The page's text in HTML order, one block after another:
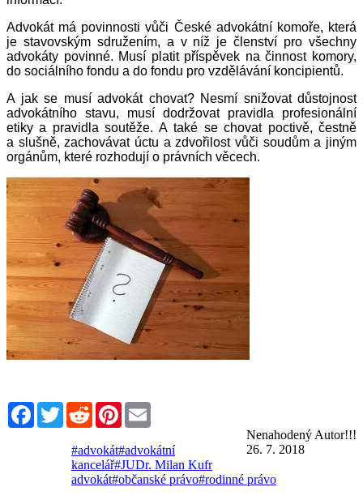
Advokát má povinnosti vůči České advokátní komoře, která
je stavovským sdružením, a v níž je členství pro všechny
advokáty povinné. Musí platit příspěvek na činnost komory,
do sociálního fondu a do fondu pro vzdělávání koncipientů.
A jak se musí advokát chovat? Nesmí snižovat důstojnost
advokátního stavu, musí dodržovat pravidla profesionální
etiky a pravidla soutěže. A také se chovat poctivě, čestně
a slušně, zachovávat úctu a zdvořilost vůči soudům a jiným
orgánům, které rozhodují o právních věcech.
FacebookTwitterRedditPinterest
Nenahodený Autor!!!
26. 7. 2018
#advokát#advokátní
kancelář#JUDr. Milan Kufr
advokát#občanské právo#rodinné právo